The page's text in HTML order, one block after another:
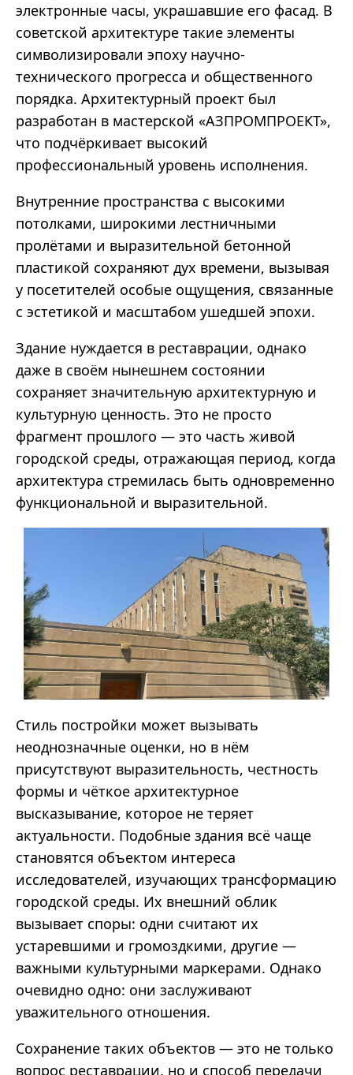
электронные часы, украшавшие его фасад. В
советской архитектуре такие элементы
символизировали эпоху научно-
технического прогресса и общественного
порядка. Архитектурный проект был
разработан в мастерской «АЗПРОМПРОЕКТ»,
что подчёркивает высокий
профессиональный уровень исполнения.
Внутренние пространства с высокими
потолками, широкими лестничными
пролётами и выразительной бетонной
пластикой сохраняют дух времени, вызывая
у посетителей особые ощущения, связанные
с эстетикой и масштабом ушедшей эпохи.
Здание нуждается в реставрации, однако
даже в своём нынешнем состоянии
сохраняет значительную архитектурную и
культурную ценность. Это не просто
фрагмент прошлого — это часть живой
городской среды, отражающая период, когда
архитектура стремилась быть одновременно
функциональной и выразительной.
Стиль постройки может вызывать
неоднозначные оценки, но в нём
присутствуют выразительность, честность
формы и чёткое архитектурное
высказывание, которое не теряет
актуальности. Подобные здания всё чаще
становятся объектом интереса
исследователей, изучающих трансформацию
городской среды. Их внешний облик
вызывает споры: одни считают их
устаревшими и громоздкими, другие —
важными культурными маркерами. Однако
очевидно одно: они заслуживают
уважительного отношения.
Сохранение таких объектов — это не только
вопрос реставрации, но и способ передачи